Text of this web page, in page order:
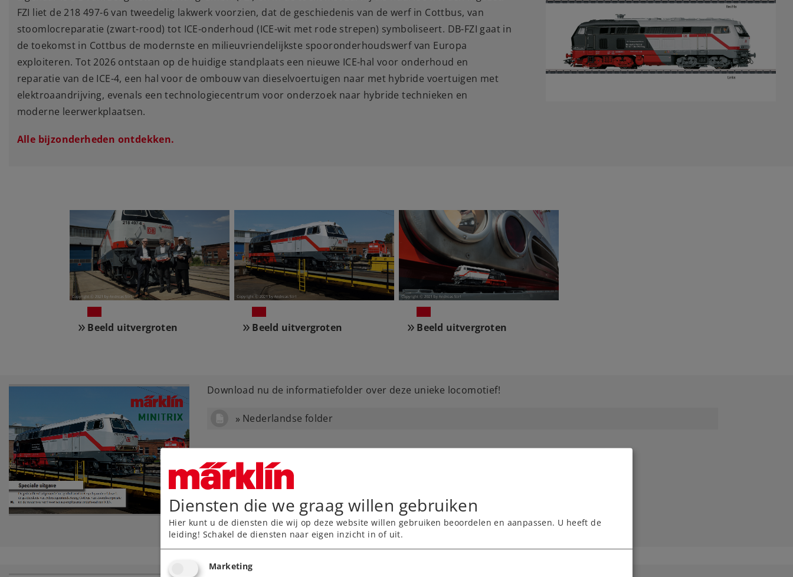
FZI liet de 218 497-6 van tweedelig lakwerk voorzien, dat de geschiedenis van de werf in Cottbus, van
stoomlocreparatie (zwart-rood) tot ICE-onderhoud (ICE-wit met rode strepen) symboliseert. DB-FZI gaat in
de toekomst in Cottbus de modernste en milieuvriendelijkste spooronderhoudswerf van Europa
exploiteren. Tot 2026 ontstaan op de huidige standplaats een nieuwe ICE-hal voor onderhoud en
reparatie van de ICE-4, een hal voor de ombouw van dieselvoertuigen naar met hybride voertuigen met
elektroaandrijving, evenals een technologiecentrum voor onderzoek naar hybride technieken en
moderne leerwerkplaatsen.
Alle bijzonderheden ontdekken.
Beeld uitvergroten Beeld uitvergroten Beeld uitvergroten
Download nu de informatiefolder over deze unieke locomotief!
Nederlandse folder
Diensten die we graag willen gebruiken
Hier kunt u de diensten die wij op deze website willen gebruiken beoordelen en aanpassen. U heeft de
leiding! Schakel de diensten naar eigen inzicht in of uit.
Marketing